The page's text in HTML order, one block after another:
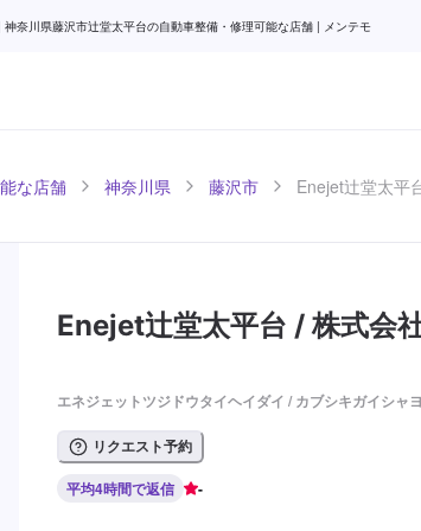
奈川県藤沢市辻堂太平台の自動車整備・修理可能な店舗 | メンテモ
な店舗 神奈川県 藤沢市 Enejet辻堂太平
Enejet辻堂太平台 / 株式会
エネジェットツジドウタイヘイダイ / カブシキガイシャ
リクエスト予約
平均4時間で返信 -